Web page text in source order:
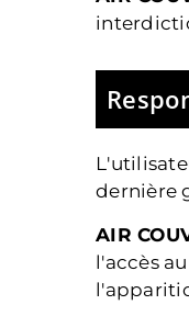
dernière
AIR
l'accès